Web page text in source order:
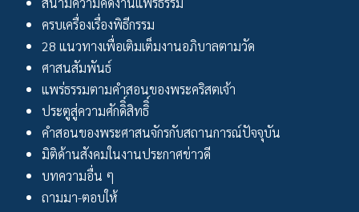
ครบเครื่องเรื่องพิธีกรรม
28 แนวทางเพื่อเติมเต็มงานอภิบาลตามวัด
ศาสนสัมพันธ์
แพร่ธรรมตามคำสอนของพระคริสตเจ้า
ประตูสู่ความศักดิิ์สิทธิิ์
คำสอนของพระศาสนจักรกับสถานการณ์ปัจจุบัน
มิติด้านสังคมในงานประกาศข่าวดี
บทความอื่น ๆ
ถามมา-ตอบให้